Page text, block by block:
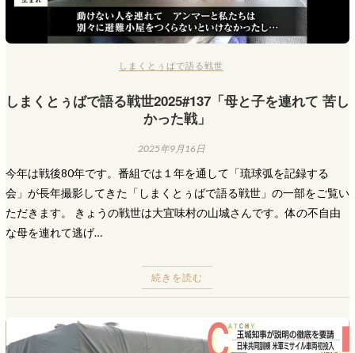
しまくとぅばで語る戦世
しまくとぅばで語る戦世2025#137「母と子を連れて 苦し
かった戦」
2025年9月16日
今年は戦後80年です。番組では１年を通して「琉球弧を記録する
会」が長年撮影してきた「しまくとぅばで語る戦世」の一部をご覧い
ただきます。 きょうの戦世は大宜味村の山城さんです。体の不自由
な母を連れて逃げ…
続きを読む